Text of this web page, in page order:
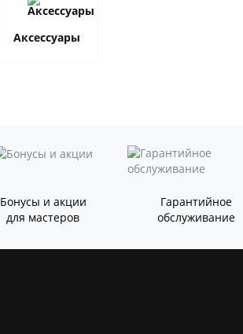
Аксессуары
Бонусы и акции
для мастеров
Гарантийное
обслуживание